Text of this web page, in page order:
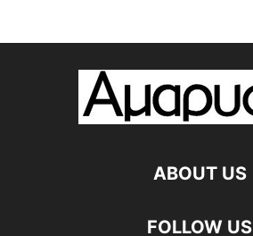
ABOUT US
FOLLOW US